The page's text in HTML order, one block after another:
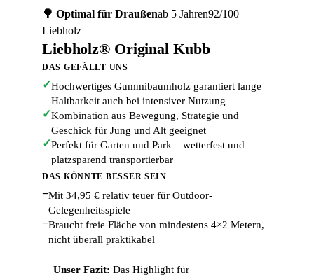
🌳 Optimal für Draußenab 5 Jahren92/100
Liebholz
Liebholz® Original Kubb
DAS GEFÄLLT UNS
✓Hochwertiges Gummibaumholz garantiert lange
Haltbarkeit auch bei intensiver Nutzung
✓Kombination aus Bewegung, Strategie und
Geschick für Jung und Alt geeignet
✓Perfekt für Garten und Park – wetterfest und
platzsparend transportierbar
DAS KÖNNTE BESSER SEIN
−Mit 34,95 € relativ teuer für Outdoor-
Gelegenheitsspiele
−Braucht freie Fläche von mindestens 4×2 Metern,
nicht überall praktikabel
Unser Fazit: Das Highlight für